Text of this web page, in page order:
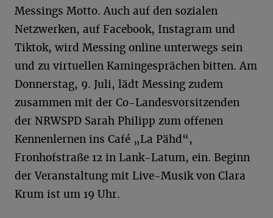
Messings Motto. Auch auf den sozialen
Netzwerken, auf Facebook, Instagram und
Tiktok, wird Messing online unterwegs sein
und zu virtuellen Kamingesprächen bitten. Am
Donnerstag, 9. Juli, lädt Messing zudem
zusammen mit der Co-Landesvorsitzenden
der NRWSPD Sarah Philipp zum offenen
Kennenlernen ins Café „La Pähd“,
Fronhofstraße 12 in Lank-Latum, ein. Beginn
der Veranstaltung mit Live-Musik von Clara
Krum ist um 19 Uhr.